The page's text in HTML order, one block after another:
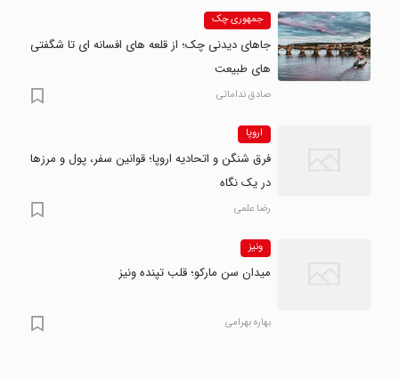
جمهوری چک
جاهای دیدنی چک؛ از قلعه های افسانه ای تا شگفتی
های طبیعت
صادق نداماتی
اروپا
فرق شنگن و اتحادیه اروپا؛ قوانین سفر، پول و مرزها
در یک نگاه
رضا علمی
ونیز
میدان سن مارکو؛ قلب تپنده ونیز
بهاره بهرامی